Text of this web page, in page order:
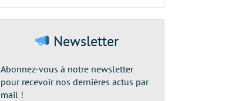
Newsletter
Abonnez-vous à notre newsletter
pour recevoir nos dernières actus par
mail !